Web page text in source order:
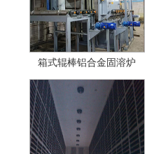
箱式辊棒铝合金固溶炉